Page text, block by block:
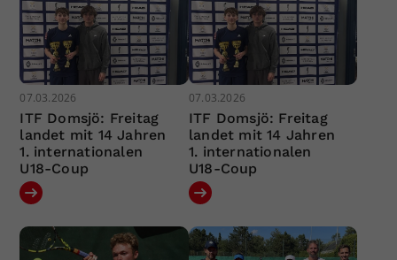
07.03.2026
ITF Domsjö: Freitag
landet mit 14 Jahren
1. internationalen
U18-Coup
07.03.2026
ITF Domsjö: Freitag
landet mit 14 Jahren
1. internationalen
U18-Coup